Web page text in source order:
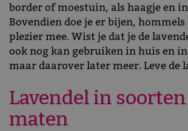
border of moestuin, als haagje en
Bovendien doe je er bijen,
plezier mee. Wist je dat je de
ook nog kan gebruiken in huis en
maar daarover later meer. Leve de
Lavendel in
maten